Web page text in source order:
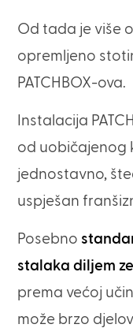
Od tada je više
opremljeno
PATCHBOX-ova.
Instalacija
od uobičajenog
jednostavno,
uspješan
Posebno
stalaka diljem
prema većoj
može brzo